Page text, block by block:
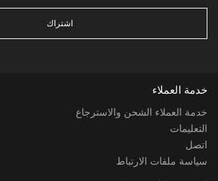
اشتراك
خدمة العملاء
خدمة العملاء الشحن والاسترجاع
التعليمات
اتصل
سياسة ملفات الارتباط